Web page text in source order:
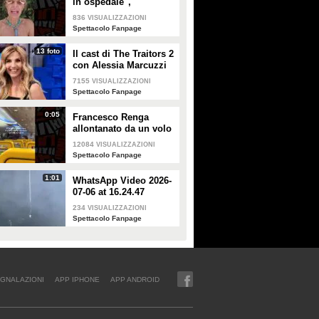
Alessandra Mussolini
smentisce: "È serena e
836 VISUALIZZAZIONI
Spettacolo Fanpage
13 foto
Il cast di The Traitors 2
con Alessia Marcuzzi
7155 VISUALIZZAZIONI
Spettacolo Fanpage
0:05
Francesco Renga
allontanato da un volo
Ryanair dopo una
discussione con gli
12084 VISUALIZZAZIONI
Spettacolo Fanpage
1:01
WhatsApp Video 2026-
07-06 at 16.24.47
234 VISUALIZZAZIONI
Spettacolo Fanpage
APP IPHONE APP ANDROID